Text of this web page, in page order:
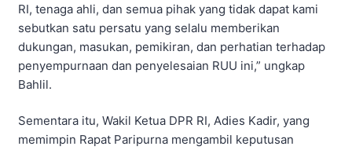
RI, tenaga ahli, dan semua pihak yang tidak dapat kami
sebutkan satu persatu yang selalu memberikan
dukungan, masukan, pemikiran, dan perhatian terhadap
penyempurnaan dan penyelesaian RUU ini,” ungkap
Bahlil.
Sementara itu, Wakil Ketua DPR RI, Adies Kadir, yang
memimpin Rapat Paripurna mengambil keputusan